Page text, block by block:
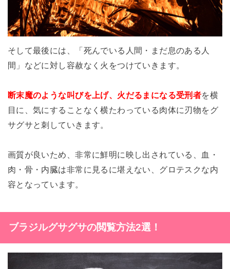
そして最後には、「死んでいる人間・まだ息のある人
間」などに対し容赦なく火をつけていきます。
断末魔のような叫びを上げ、火だるまになる受刑者を横
目に、気にすることなく横たわっている肉体に刃物をグ
サグサと刺していきます。
画質が良いため、非常に鮮明に映し出されている、血・
肉・骨・内臓は非常に見るに堪えない、グロテスクな内
容となっています。
ブラジルグサグサの閲覧方法2選！